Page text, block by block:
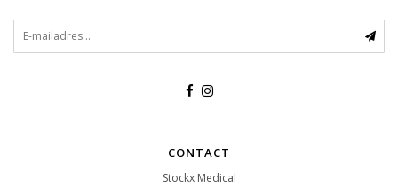
CONTACT
Stockx Medical